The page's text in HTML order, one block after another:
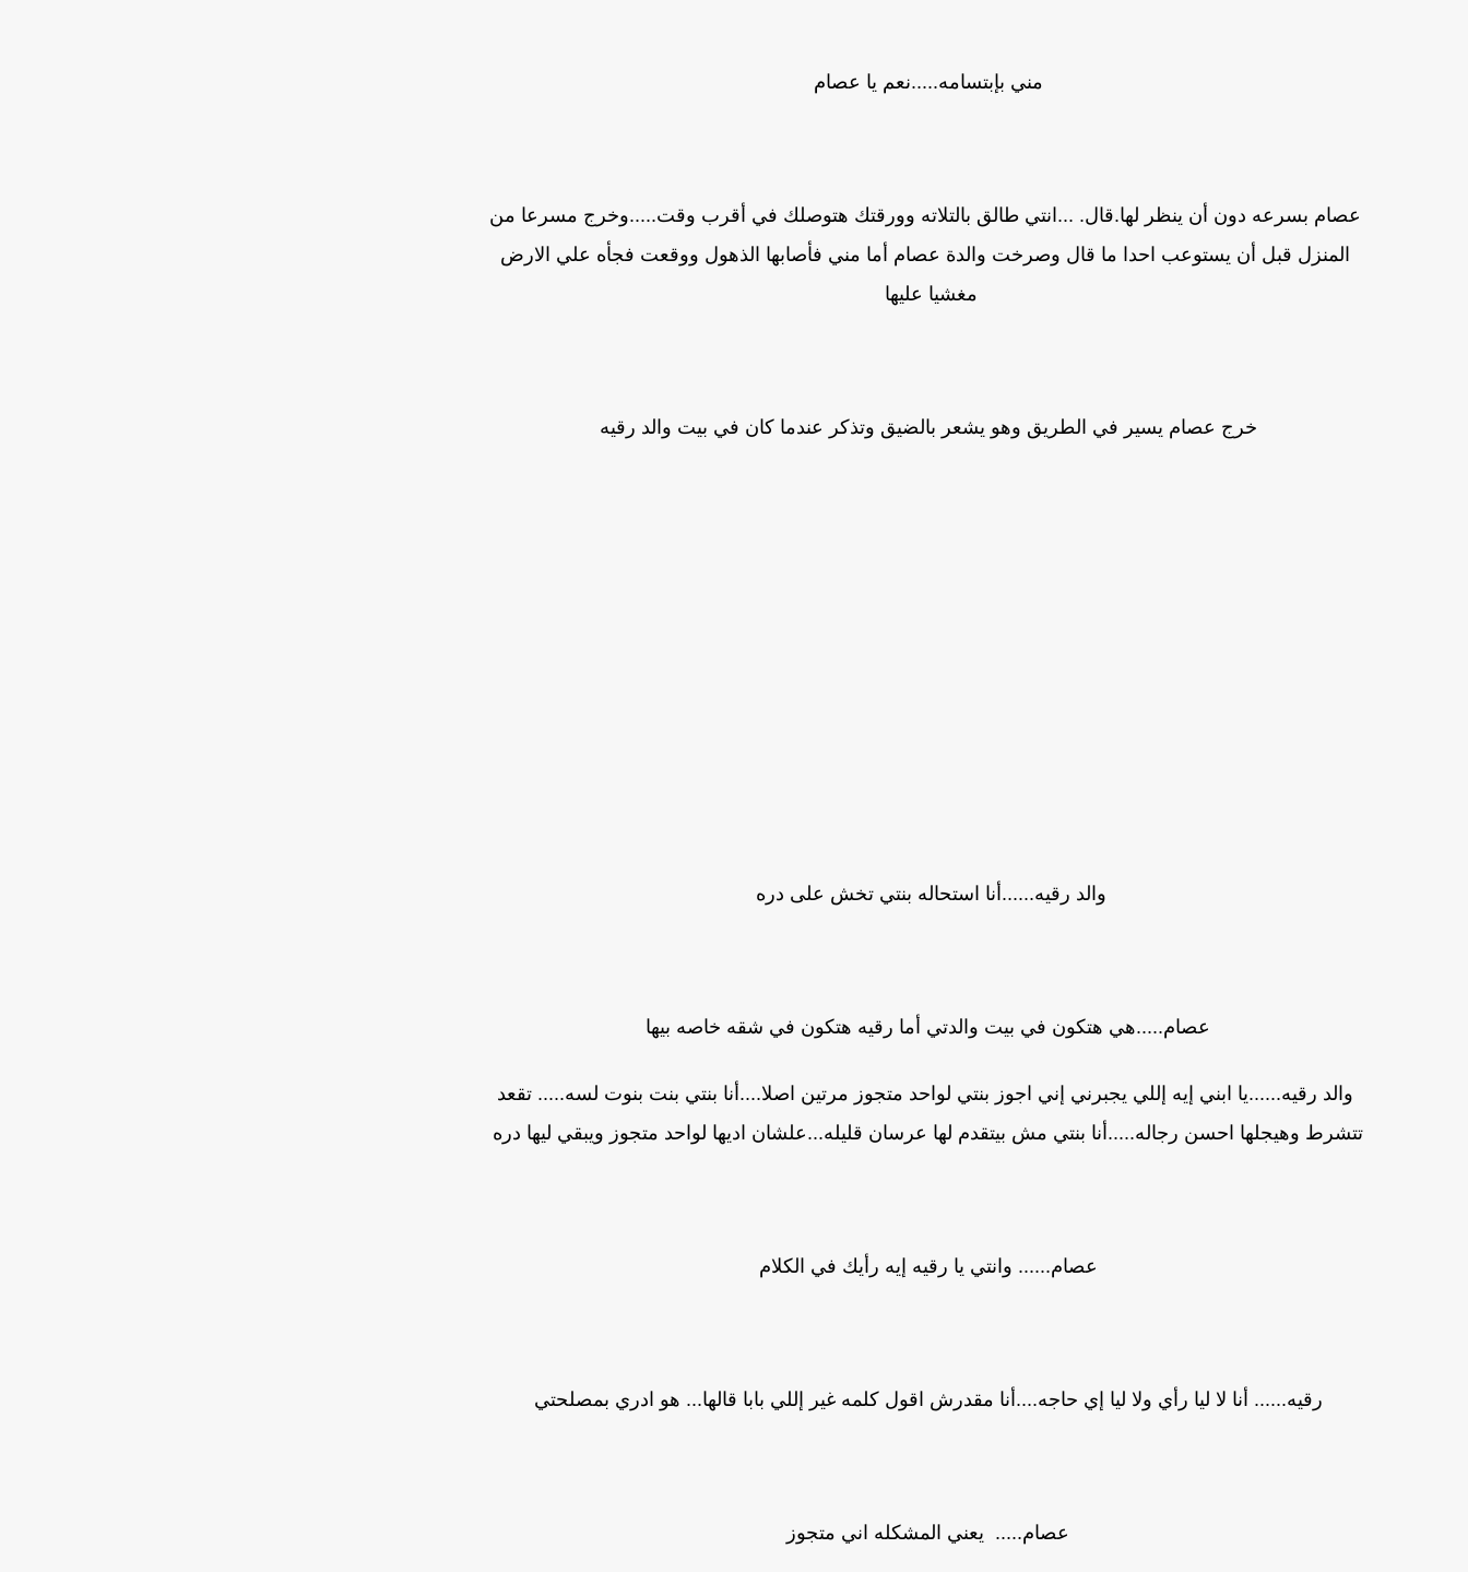
مني بإبتسامه.....نعم يا عصام
عصام بسرعه دون أن ينظر لها.قال. ...انتي طالق بالتلاته وورقتك هتوصلك في أقرب وقت.....وخرج مسرعا من
المنزل قبل أن يستوعب احدا ما قال وصرخت والدة عصام أما مني فأصابها الذهول ووقعت فجأه علي الارض
مغشيا عليها
خرج عصام يسير في الطريق وهو يشعر بالضيق وتذكر عندما كان في بيت والد رقيه
والد رقيه......أنا استحاله بنتي تخش على دره
عصام.....هي هتكون في بيت والدتي أما رقيه هتكون في شقه خاصه بيها
والد رقيه......يا ابني إيه إللي يجبرني إني اجوز بنتي لواحد متجوز مرتين اصلا....أنا بنتي بنت بنوت لسه..... تقعد
تتشرط وهيجلها احسن رجاله.....أنا بنتي مش بيتقدم لها عرسان قليله...علشان اديها لواحد متجوز ويبقي ليها دره
عصام...... وانتي يا رقيه إيه رأيك في الكلام
رقيه...... أنا لا ليا رأي ولا ليا إي حاجه....أنا مقدرش اقول كلمه غير إللي بابا قالها... هو ادري بمصلحتي
عصام..... يعني المشكله اني متجوز